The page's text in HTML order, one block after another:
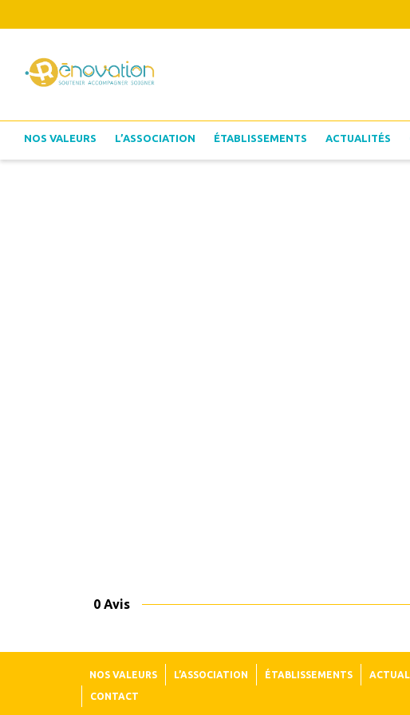
NOS VALEURS L’ASSOCIATION ÉTABLISSEMENTS ACTUALITÉS
0 Avis
NOS VALEURS L’ASSOCIATION ÉTABLISSEMENTS
CONTACT